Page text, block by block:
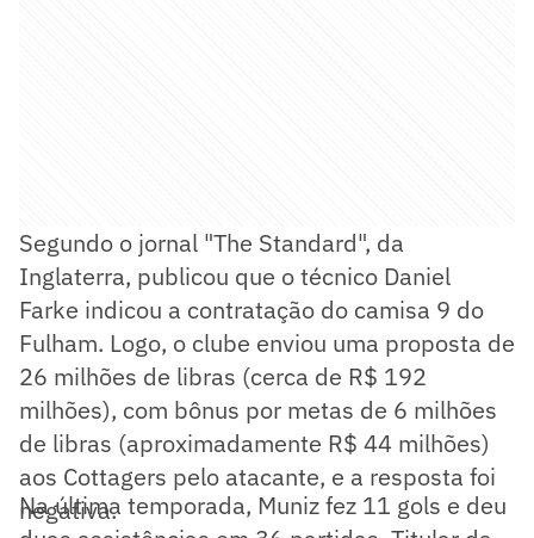
Segundo o jornal "The Standard", da
Inglaterra, publicou que o técnico Daniel
Farke indicou a contratação do camisa 9 do
Fulham. Logo, o clube enviou uma proposta de
26 milhões de libras (cerca de R$ 192
milhões), com bônus por metas de 6 milhões
de libras (aproximadamente R$ 44 milhões)
aos Cottagers pelo atacante, e a resposta foi
negativa.
Na última temporada, Muniz fez 11 gols e deu